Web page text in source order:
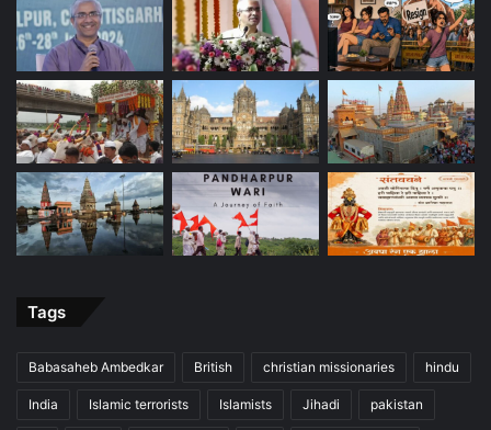
Tags
Babasaheb Ambedkar British christian missionaries hindu
India Islamic terrorists Islamists Jihadi pakistan